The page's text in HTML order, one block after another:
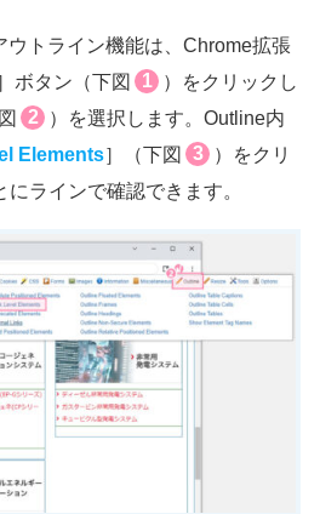
ウトライン機能は、Chrome拡張
ボタン（下図 1
）をクリックし
2
）を選択します。Outline内
Elements］（下図 3
）をクリ
ラインで確認できます。